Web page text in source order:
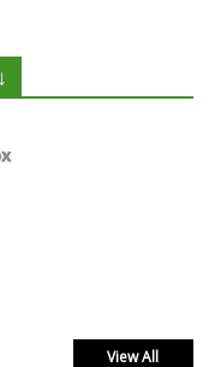
View All